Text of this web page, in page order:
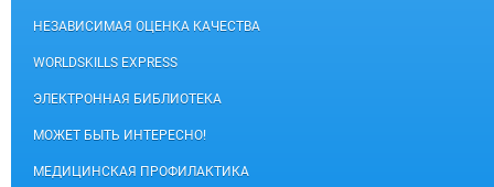
НЕЗАВИСИМАЯ ОЦЕНКА КАЧЕСТВА
WORLDSKILLS EXPRESS
ЭЛЕКТРОННАЯ БИБЛИОТЕКА
МОЖЕТ БЫТЬ ИНТЕРЕСНО!
МЕДИЦИНСКАЯ ПРОФИЛАКТИКА